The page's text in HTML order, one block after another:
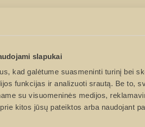
slapukai
kad galėtume suasmeninti turinį bei
funkcijas ir analizuoti srautą. Be to,
su visuomeninės medijos,
kitos jūsų pateiktos arba naudojant